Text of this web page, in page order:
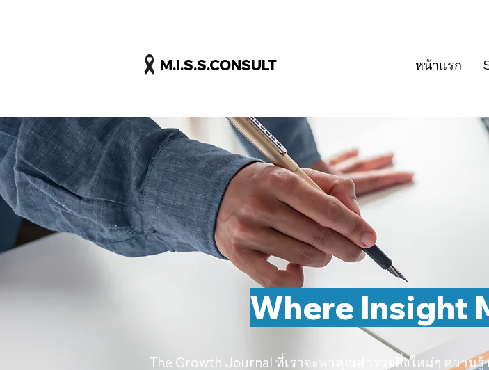
M.I.S.S.CONSULT หน้าแรก
Where Insight
The Growth Journal ที่เราจะพาคุณสำรวจสิ่งใหม่ๆ ความ